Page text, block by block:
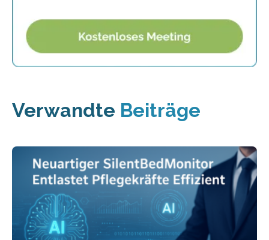
Verwandte Beiträge